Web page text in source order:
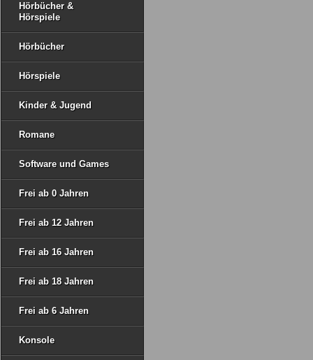
Hörbücher &
Hörspiele
Hörbücher
Hörspiele
Kinder & Jugend
Romane
Software und Games
Frei ab 0 Jahren
Frei ab 12 Jahren
Frei ab 16 Jahren
Frei ab 18 Jahren
Frei ab 6 Jahren
Konsole